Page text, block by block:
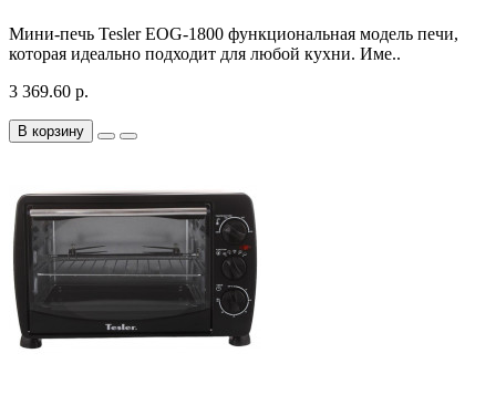
Мини-печь Tesler EOG-1800 функциональная модель печи,
которая идеально подходит для любой кухни. Име..
3 369.60 р.
В корзину